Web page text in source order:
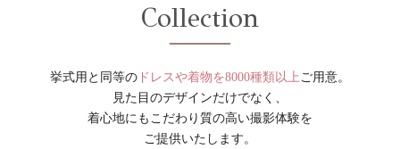
Collection
挙式用と同等の ドレスや着物を8000種類以上 ご用意。
見た目のデザインだけでなく、
着心地にもこだわり質の高い撮影体験を
ご提供いたします。